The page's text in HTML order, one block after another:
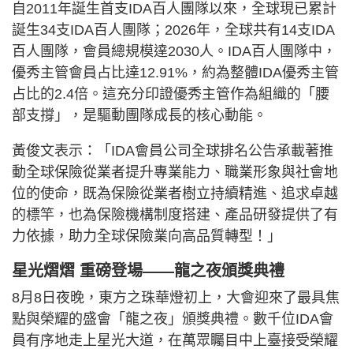
自2011年誕生首支IDA百人團隊以來，全球現已累計
誕生34支IDA百人團隊；2026年，全球共有14支IDA
百人團隊，會員總規模達2030人。IDA百人團隊中，
優秀主管會員占比達12.91%，約為整體IDA優秀主管
占比的2.4倍。這充分印證優秀主管作為組織的「腰
部支撐」，是驅動團隊成長的核心動能。
黃俊文表示：「IDA會員公司全球排名公告承載著推
動全球保險從業者提升專業能力、職業形象與社會地
位的使命，既為保險從業者樹立持續精進、追求卓越
的標竿，也為保險機構制度搭建、產品研發提供了有
力依據，助力全球保險業向高品質轉型！」
星光熠熠 重磅登場——龍之夜頒獎典禮
8月8日夜晚，東方之珠華燈初上，大會迎來了最具焦
點與榮耀的盛會「龍之夜」頒獎典禮。數千位IDA會
員有序地走上星光大道，在萬眾矚目中上臺接受榮耀